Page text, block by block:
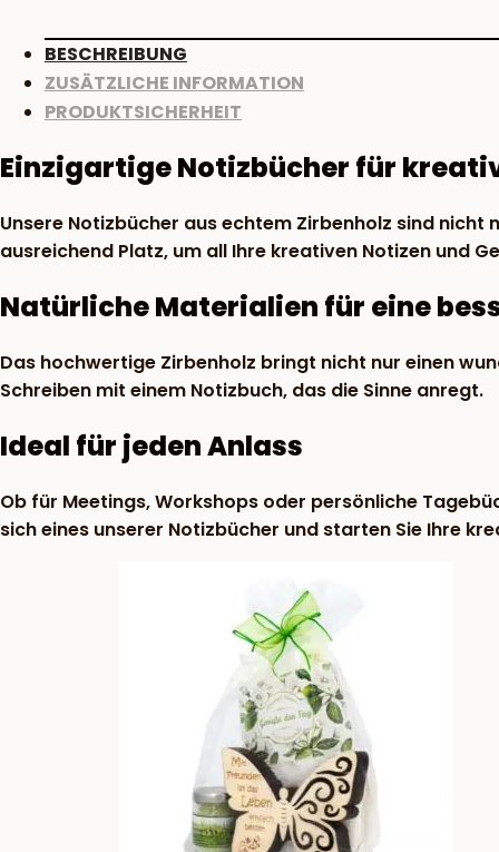
BESCHREIBUNG
ZUSÄTZLICHE INFORMATION
PRODUKTSICHERHEIT
Einzigartige Notizbücher für
Unsere Notizbücher aus echtem Zirbenholz sind
ausreichend Platz, um all Ihre kreativen Notizen und
Natürliche Materialien für eine
Das hochwertige Zirbenholz bringt nicht nur einen
Schreiben mit einem Notizbuch, das die Sinne anregt.
Ideal für jeden Anlass
Ob für Meetings, Workshops oder persönliche
sich eines unserer Notizbücher und starten Sie Ihre